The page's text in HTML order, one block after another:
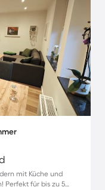
mit Küche und
Perfekt für bis zu 5